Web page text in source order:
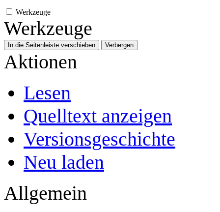
Werkzeuge
Werkzeuge
In die Seitenleiste verschieben Verbergen
Aktionen
Lesen
Quelltext anzeigen
Versionsgeschichte
Neu laden
Allgemein